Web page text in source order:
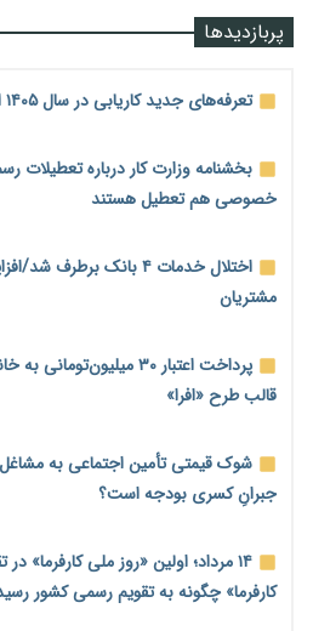
درآمد کارگزاری‌ها چقدر است؟ کانون
روز خبرنگار؛ مطالبه‌ای فراتر از
همایش و مسابقه نذری ماه صفر
زائران اربعین نگران ارز باقی‌مانده
صرافی‌ها
اوراسیا تا ۲۰۳۵
پارادوکس اینترنت در ایران؛
کمتر توسعه می‌یابد
پربازدیدها
تعرفه‌های جدید کاریابی در سال ۱۴۰۵ ابلاغ شد
بخشنامه وزارت کار درباره تعطیلات
خصوصی هم تعطیل هستند
اختلال خدمات ۴ بانک
مشتریان
پرداخت اعتبار ۳۰
قالب طرح «افرا»
شوک قیمتی تأمین اجتماعی به مشاغل
جبرانِ کسری بودجه است؟
۱۴ مرداد؛ اولین «روز ملی کارفرما»
کارفرما» چگونه به تقویم رسمی کشور